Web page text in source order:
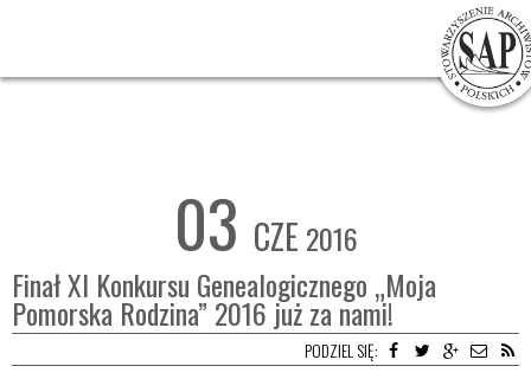
Finał XI Konkursu Genealogicznego „Moja Pomorska Rodzina”
03 CZE 2016
Finał XI Konkursu Genealogicznego „Moja
Pomorska Rodzina” 2016 już za nami!
PODZIEL SIĘ: